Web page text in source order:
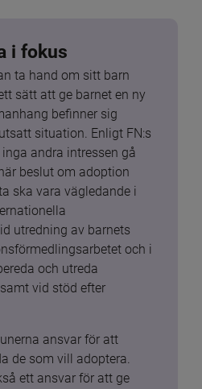
i fokus
ta hand om sitt barn
sätt att ge barnet en ny
befinner sig
situation. Enligt FN:s
andra intressen gå
beslut om adoption
ska vara vägledande i
utredning av barnets
och i
och utreda
vid stöd efter
ansvar för att
de som vill adoptera.
ett ansvar för att ge